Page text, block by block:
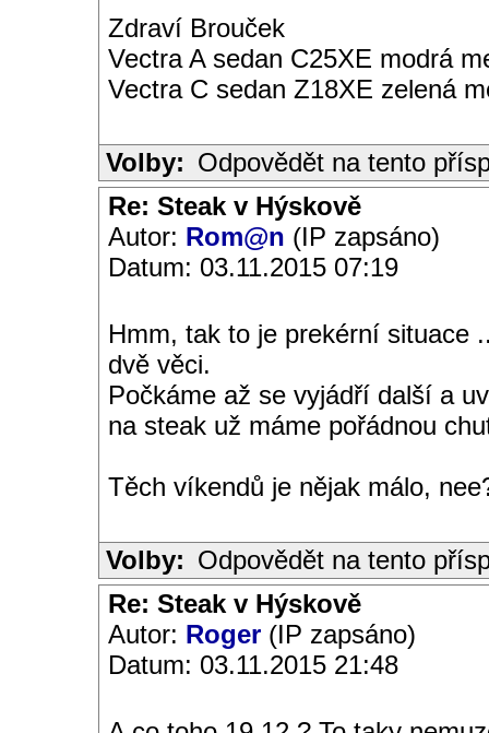
Zdraví Brouček
Vectra A sedan C25XE modrá
Vectra C sedan Z18XE zelená
Volby: Odpovědět na tento
Re: Steak v Hýskově
Autor: Rom@n (IP zapsáno)
Datum: 03.11.2015 07:19
Hmm, tak to je prekérní situace
dvě věci.
Počkáme až se vyjádří další a
na steak už máme pořádnou
Těch víkendů je nějak málo,
Volby: Odpovědět na tento
Re: Steak v Hýskově
Autor: Roger (IP zapsáno)
Datum: 03.11.2015 21:48